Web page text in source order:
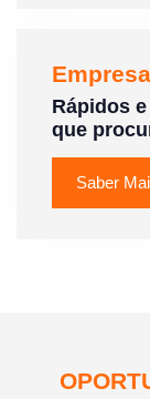
Rápidos
que
Saber